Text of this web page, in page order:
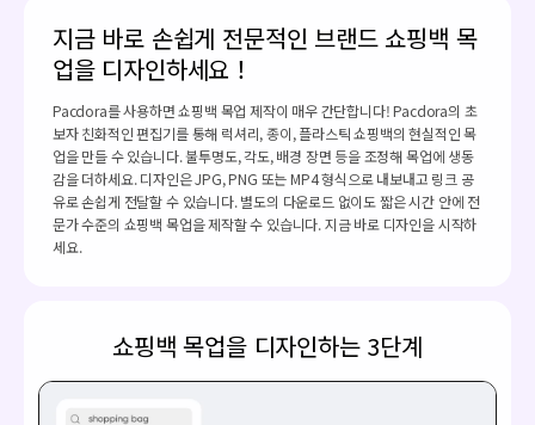
지금 바로 손쉽게 전문적인 브랜드 쇼핑백 목
업을 디자인하세요！
Pacdora를 사용하면 쇼핑백 목업 제작이 매우 간단합니다! Pacdora의 초
보자 친화적인 편집기를 통해 럭셔리, 종이, 플라스틱 쇼핑백의 현실적인 목
업을 만들 수 있습니다. 불투명도, 각도, 배경 장면 등을 조정해 목업에 생동
감을 더하세요. 디자인은 JPG, PNG 또는 MP4 형식으로 내보내고 링크 공
유로 손쉽게 전달할 수 있습니다. 별도의 다운로드 없이도 짧은 시간 안에 전
문가 수준의 쇼핑백 목업을 제작할 수 있습니다. 지금 바로 디자인을 시작하
세요.
쇼핑백 목업을 디자인하는 3단계